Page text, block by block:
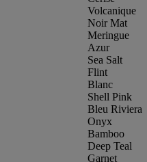
Volcanique
Noir Mat
Meringue
Azur
Sea Salt
Flint
Blanc
Shell Pink
Bleu Riviera
Onyx
Bamboo
Deep Teal
Garnet